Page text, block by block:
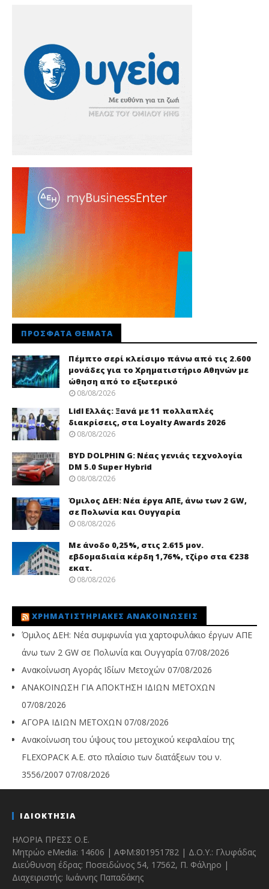
ΠΡΌΣΦΑΤΑ ΘΈΜΑΤΑ
Πέμπτο σερί κλείσιμο πάνω από τις 2.600
μονάδες για το Χρηματιστήριο Αθηνών με
ώθηση από το εξωτερικό
08/08/2026
Lidl Ελλάς: Ξανά με 11 πολλαπλές
διακρίσεις, στα Loyalty Awards 2026
08/08/2026
BYD DOLPHIN G: Νέας γενιάς τεχνολογία
DM 5.0 Super Hybrid
08/08/2026
Όμιλος ΔΕΗ: Νέα έργα ΑΠΕ, άνω των 2 GW,
σε Πολωνία και Ουγγαρία
08/08/2026
Με άνοδο 0,25%, στις 2.615 μον.
εβδομαδιαία κέρδη 1,76%, τζίρο στα €238
εκατ.
08/08/2026
ΧΡΗΜΑΤΙΣΤΗΡΙΑΚΈΣ ΑΝΑΚΟΙΝΏΣΕΙΣ
Όμιλος ΔΕΗ: Νέα συμφωνία για χαρτοφυλάκιο έργων ΑΠΕ
άνω των 2 GW σε Πολωνία και Ουγγαρία 07/08/2026
Ανακοίνωση Αγοράς Ιδίων Μετοχών 07/08/2026
ΑΝΑΚΟΙΝΩΣΗ ΓΙΑ ΑΠΟΚΤΗΣΗ ΙΔΙΩΝ ΜΕΤΟΧΩΝ
07/08/2026
ΑΓΟΡΑ ΙΔΙΩΝ ΜΕΤΟΧΩΝ 07/08/2026
Ανακοίνωση του ύψους του μετοχικού κεφαλαίου της
FLEXOPACK A.E. στο πλαίσιο των διατάξεων του ν.
3556/2007 07/08/2026
ΙΔΙΟΚΤΗΣΙΑ
ΗΛΟΡΙΑ ΠΡΕΣΣ Ο.Ε.
Μητρώο eMedia: 14606 | ΑΦΜ:801951782 | Δ.Ο.Υ.: Γλυφάδας
Διεύθυνση έδρας: Ποσειδώνος 54, 17562, Π. Φάληρο |
Διαχειριστής: Ιωάννης Παπαδάκης